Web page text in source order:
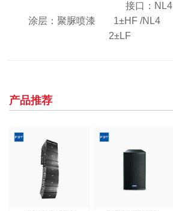
涂层：聚脲喷漆
接口：NL4
1±HF /NL4
2±LF
产品推荐